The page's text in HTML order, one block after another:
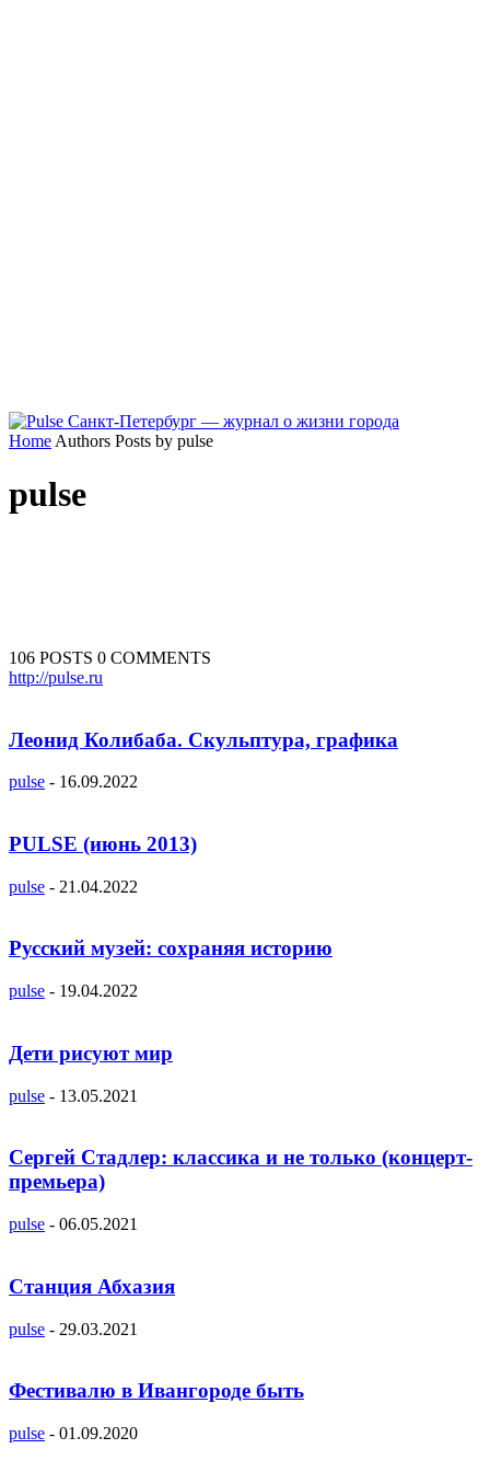
Home Authors Posts by pulse
pulse
106 POSTS 0 COMMENTS
http://pulse.ru
Леонид Колибаба. Скульптура, графика
pulse - 16.09.2022
PULSE (июнь 2013)
pulse - 21.04.2022
Русский музей: сохраняя историю
pulse - 19.04.2022
Дети рисуют мир
pulse - 13.05.2021
Сергей Стадлер: классика и не только (концерт-
премьера)
pulse - 06.05.2021
Станция Абхазия
pulse - 29.03.2021
Фестивалю в Ивангороде быть
pulse - 01.09.2020